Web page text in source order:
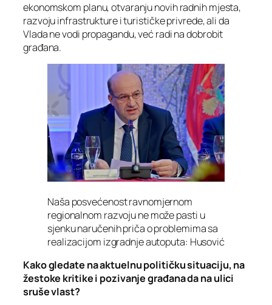
ekonomskom planu, otvaranju novih radnih mjesta,
razvoju infrastrukture i turističke privrede, ali da
Vlada ne vodi propagandu, već radi na dobrobit
građana.
Naša posvećenost ravnomjernom
regionalnom razvoju ne može pasti u
sjenku naručenih priča o problemima sa
realizacijom izgradnje autoputa: Husović
Kako gledate na aktuelnu političku situaciju, na
žestoke kritike i pozivanje građana da na ulici
sruše vlast?